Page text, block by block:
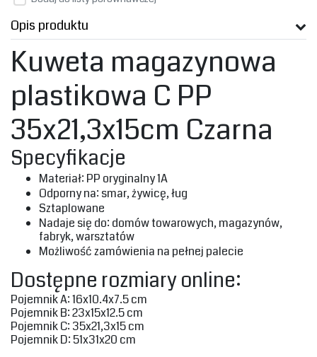
Opis produktu
Kuweta magazynowa
plastikowa C PP
35x21,3x15cm Czarna
‎Specyfikacje‎
‎Materiał: PP oryginalny 1A‎
‎Odporny na: smar, żywicę, ług‎
‎Sztaplowane
‎Nadaje się do: domów towarowych, magazynów,
fabryk, warsztatów‎
‎Możliwość zamówienia na pełnej palecie‎
‎Dostępne rozmiary online:‎
‎Pojemnik A: 16x10.4x7.5 cm‎
‎Pojemnik B: 23x15x12.5 cm‎
‎Pojemnik C: 35x21,3x15 cm‎
‎Pojemnik D: 51x31x20 cm‎